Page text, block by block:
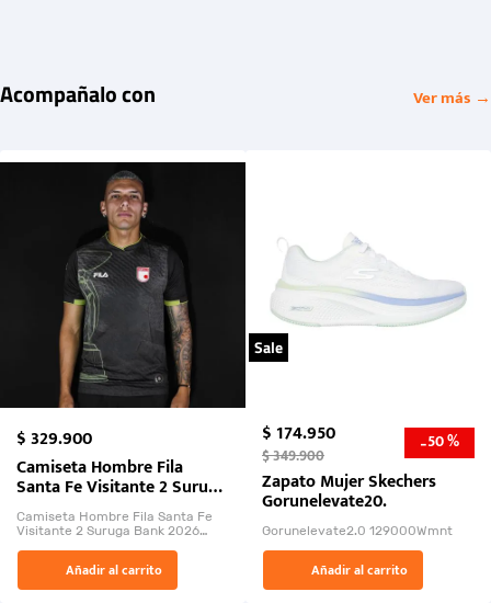
Acompañalo con Ver más →
$329.900
Camiseta Hombre Fila
Santa Fe Visitante 2 Suruga
Bank 2026
Camiseta Hombre Fila Santa Fe
Visitante 2 Suruga Bank 2026
El Rugido del Sol Naciente:
“Primeros para la Et...
Añadir al carrito
Sale
$174.950
$349.900 -50 %
Zapato Mujer Skechers
Gorunelevate20.
Gorunelevate2.0 129000Wmnt
Añadir al carrito